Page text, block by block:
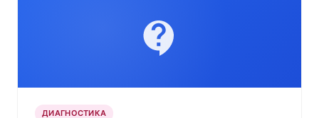
ДИАГНОСТИКА